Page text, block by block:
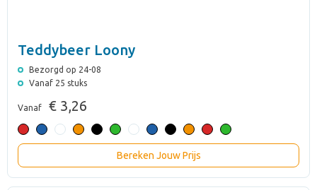
Teddybeer Loony
Bezorgd op 24-08
Vanaf 25 stuks
Vanaf € 3,26
Bereken Jouw Prijs